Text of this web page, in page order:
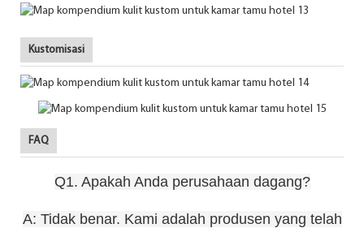
Kustomisasi
FAQ
Q1. Apakah Anda perusahaan dagang?
A: Tidak benar. Kami adalah produsen yang telah